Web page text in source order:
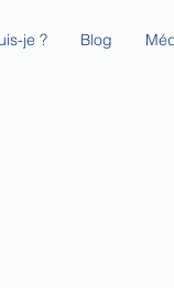
je ? Blog